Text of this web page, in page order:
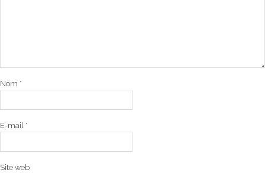
Nom *
E-mail *
Site web